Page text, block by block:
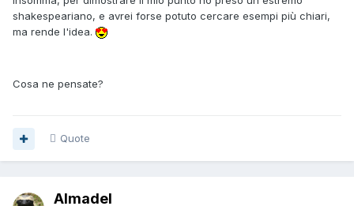
shakespeariano, e avrei forse potuto cercare esempi più chiari,
ma rende l'idea.
Cosa ne pensate?
Quote
Almadel